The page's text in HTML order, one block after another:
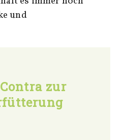
und
zur